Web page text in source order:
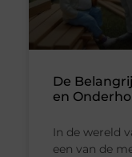
De
en
In de wereld
een van de